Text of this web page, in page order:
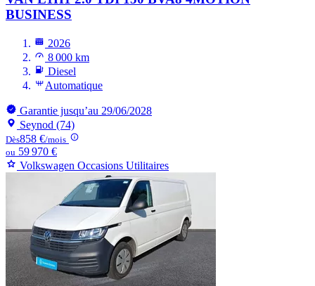
BUSINESS
2026
8 000 km
Diesel
Automatique
Garantie jusqu’au 29/06/2028
Seynod (74)
Dès858 €/mois
ou 59 970 €
Volkswagen Occasions Utilitaires